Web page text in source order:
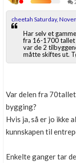
cheetah Saturday,
Har selv et
fra 16-1700 tallet
var de 2
måtte skiftes ut.
Var delen fra
bygging?
Hvis ja, så er jo ikke
kunnskapen til
Enkelte ganger tar